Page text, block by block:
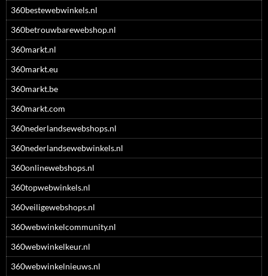
360bestewebwinkels.nl
360betrouwbarewebshop.nl
360markt.nl
360markt.eu
360markt.be
360markt.com
360nederlandsewebshops.nl
360nederlandsewebwinkels.nl
360onlinewebshops.nl
360topwebwinkels.nl
360veiligewebshops.nl
360webwinkelcommunity.nl
360webwinkelkeur.nl
360webwinkelnieuws.nl